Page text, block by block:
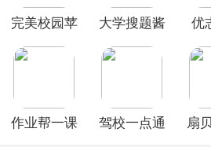
完美校园苹
大学搜题酱
优
作业帮一课
驾校一点通
扇